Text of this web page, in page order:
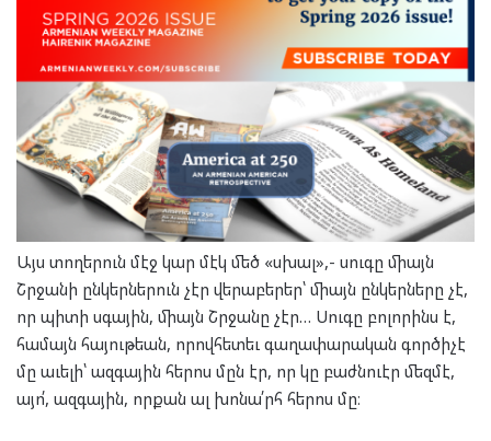
Այս տողերուն մէջ կար մէկ մեծ «սխալ»,- սուգը միայն
Շրջանի ընկերներուն չէր վերաբերեր՝ միայն ընկերները չէ,
որ պիտի սգային, միայն Շրջանը չէր… Սուգը բոլորինս է,
համայն հայութեան, որովհետեւ գաղափարական գործիչէ
մը աւելի՝ ազգային հերոս մըն էր, որ կը բաժնուէր մեզմէ,
այո՛, ազգային, որքան ալ խոնա՛րհ հերոս մը։